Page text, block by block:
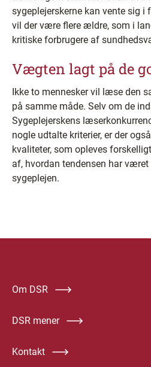
sygeplejerskerne kan vente sig i
vil der være flere ældre, som i
kritiske forbrugere af
Vægten lagt på de
Ikke to mennesker vil læse den
på samme måde. Selv om de
Sygeplejerskens
nogle udtalte kriterier, er der
kvaliteter, som opleves
af, hvordan tendensen har
sygeplejen.
Om DSR
DSR mener
Kontakt